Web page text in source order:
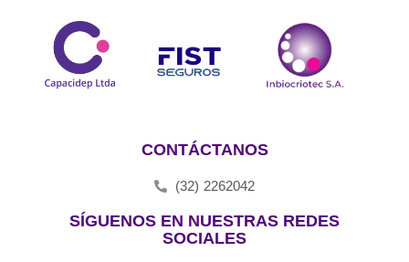
CONTÁCTANOS
(32) 2262042
SÍGUENOS EN NUESTRAS REDES
SOCIALES